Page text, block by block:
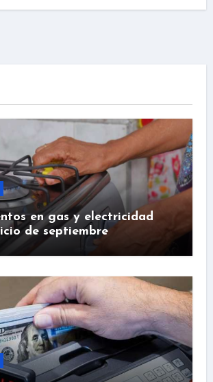
en gas y electricidad
de septiembre